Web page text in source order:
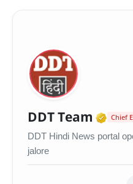
DDT Team Chief
DDT Hindi News portal
jalore